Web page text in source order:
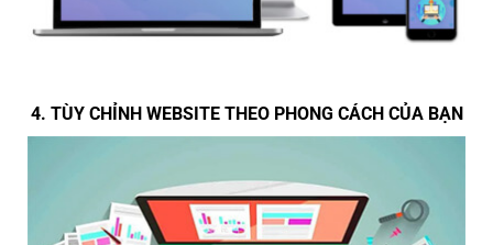
4. TÙY CHỈNH WEBSITE THEO PHONG CÁCH CỦA BẠN